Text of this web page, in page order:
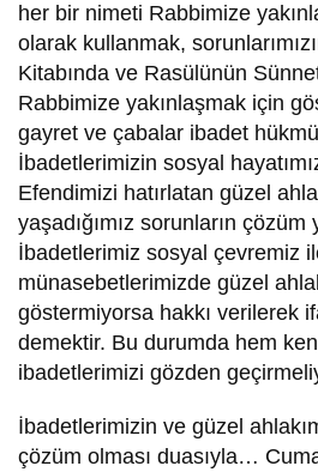
her bir nimeti Rabbimize
olarak kullanmak,
Kitabında ve Rasülünün
Rabbimize yakınlaşmak için
gayret ve çabalar ibadet
İbadetlerimizin sosyal
Efendimizi hatırlatan güzel
yaşadığımız sorunların çözüm
İbadetlerimiz sosyal çevremiz
münasebetlerimizde güzel
göstermiyorsa hakkı verilerek
demektir. Bu durumda hem
ibadetlerimizi gözden
İbadetlerimizin ve güzel
çözüm olması duasıyla…